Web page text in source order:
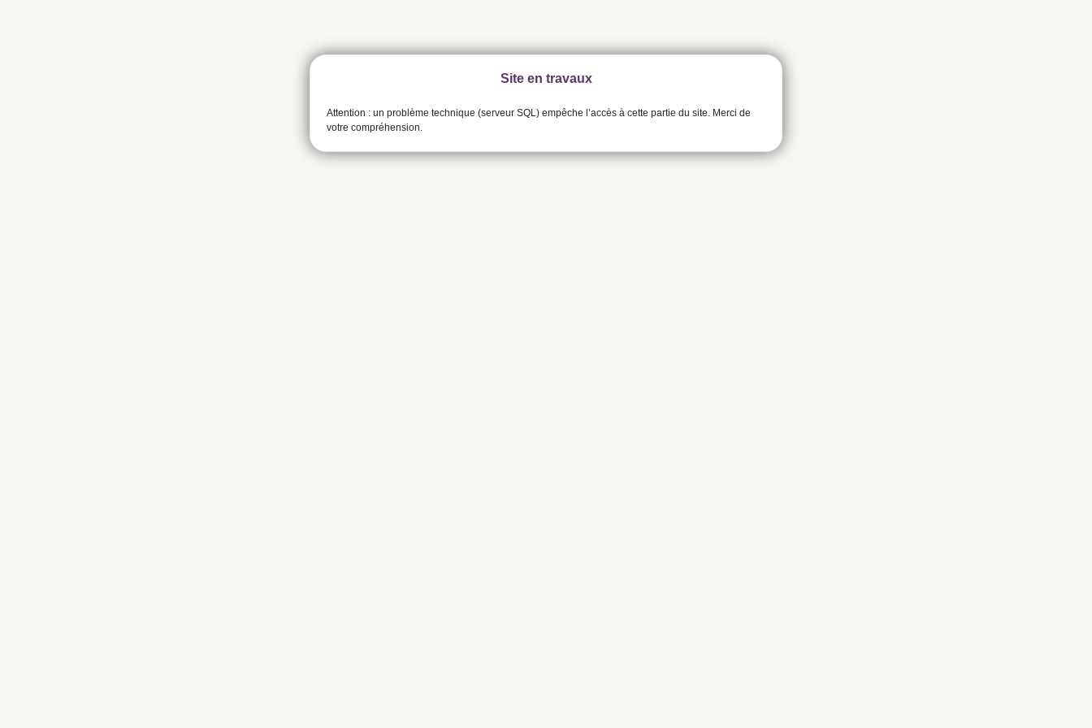
Site en travaux
Attention : un problème technique (serveur SQL) empêche l’accès à cette partie du site. Merci de
votre compréhension.